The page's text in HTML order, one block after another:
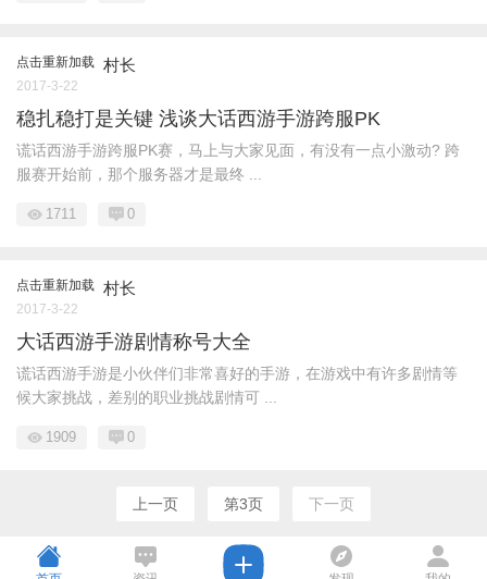
点击重新加载 村长
2017-3-22
稳扎稳打是关键 浅谈大话西游手游跨服PK
谎话西游手游跨服PK赛，马上与大家见面，有没有一点小激动? 跨
服赛开始前，那个服务器才是最终 ...
1711 0
点击重新加载 村长
2017-3-22
大话西游手游剧情称号大全
谎话西游手游是小伙伴们非常喜好的手游，在游戏中有许多剧情等
候大家挑战，差别的职业挑战剧情可 ...
1909 0
上一页 第3页 下一页